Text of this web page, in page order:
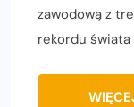
zawodową z
rekordu świata